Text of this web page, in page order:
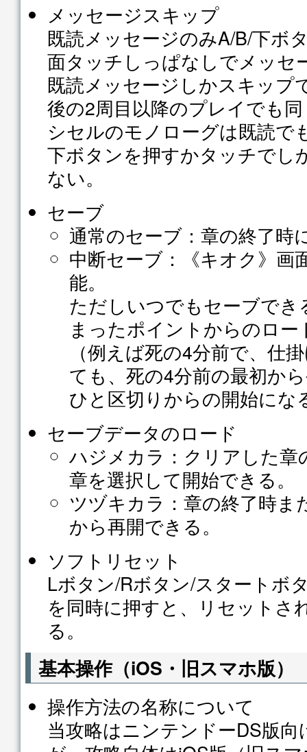
メッセージスキップ
既読メッセージのみA/B/下ボ
面タッチしっぱなしでメッセ
既読メッセージしかスキップ
後の2周目以降のプレイでも
シセルのモノローグは既読で
下ボタンを押すかタッチでし
ない。
セーブ
通常のセーブ：章の終了時
中断セーブ：《キオク》画
能。
ただしいつでもセーブで
まったポイントからのロー
（例えば死の4分前で、仕
ても、死の4分前の最初か
ひと区切りからの開始にな
セーブデータのロード
ハジメカラ：クリアした章
章を選択して開始できる。
ツヅキカラ：章の終了時ま
から再開できる。
ソフトリセット
Lボタン/Rボタン/スタートボ
を同時に押すと、リセットさ
る。
基本操作（iOS・旧スマホ版）
操作方法の名称について
当攻略はニンテンドーDS版